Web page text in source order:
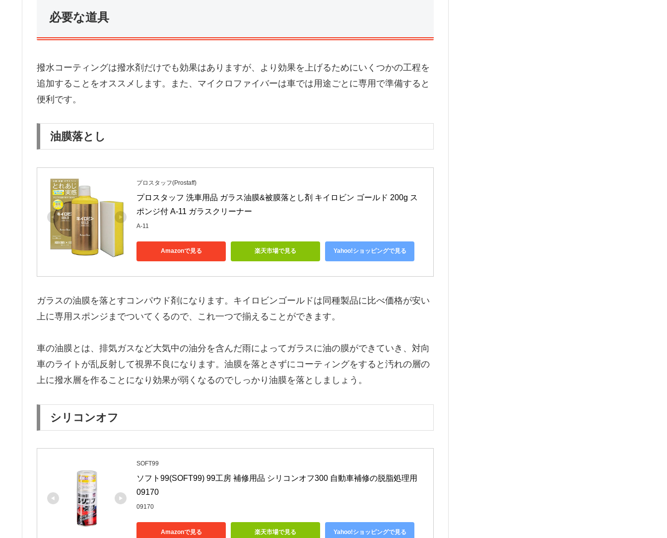
必要な道具
撥水コーティングは撥水剤だけでも効果はありますが、より効果を上げるためにいくつかの工程を
追加することをオススメします。また、マイクロファイバーは車では用途ごとに専用で準備すると
便利です。
油膜落とし
プロスタッフ(Prostaff)
プロスタッフ 洗車用品 ガラス油膜&被膜落とし剤 キイロビン ゴールド 200g ス
ポンジ付 A-11 ガラスクリーナー
A-11
Amazonで見る 楽天市場で見る Yahoo!ショッピングで見る
ガラスの油膜を落とすコンパウド剤になります。キイロビンゴールドは同種製品に比べ価格が安い
上に専用スポンジまでついてくるので、これ一つで揃えることができます。
車の油膜とは、排気ガスなど大気中の油分を含んだ雨によってガラスに油の膜ができていき、対向
車のライトが乱反射して視界不良になります。油膜を落とさずにコーティングをすると汚れの層の
上に撥水層を作ることになり効果が弱くなるのでしっかり油膜を落としましょう。
シリコンオフ
SOFT99
ソフト99(SOFT99) 99工房 補修用品 シリコンオフ300 自動車補修の脱脂処理用
09170
09170
Amazonで見る 楽天市場で見る Yahoo!ショッピングで見る